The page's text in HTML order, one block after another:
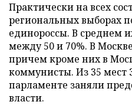
Практически на всех
региональных выборах
единороссы. В среднем
между 50 и 70%. В
причем кроме них в
коммунисты. Из 35 мест
парламенте заняли
власти.